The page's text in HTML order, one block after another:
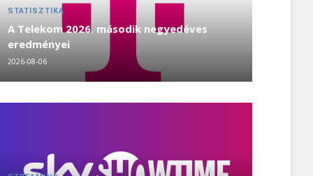
STATISZTIKA
A Telekom 2026. második negyedéves
eredményei
2026-08-06